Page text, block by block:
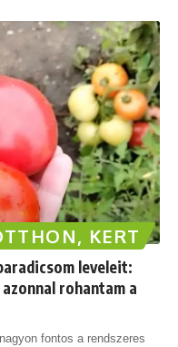
KERT
leveleit:
rohantam a
fontos a rendszeres